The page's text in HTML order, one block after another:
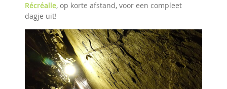
Récréalle, op korte afstand, voor een compleet
dagje uit!